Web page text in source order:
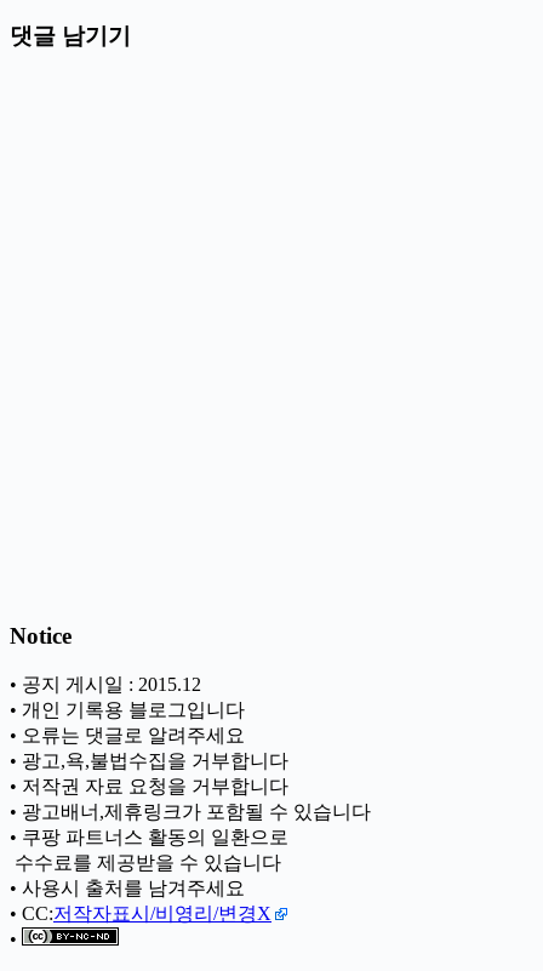
댓글 남기기
Notice
• 공지 게시일 : 2015.12
• 개인 기록용 블로그입니다
• 오류는 댓글로 알려주세요
• 광고,욕,불법수집을 거부합니다
• 저작권 자료 요청을 거부합니다
• 광고배너,제휴링크가 포함될 수 있습니다
• 쿠팡 파트너스 활동의 일환으로
ㅤ 수수료를 제공받을 수 있습니다
• 사용시 출처를 남겨주세요
• CC:저작자표시/비영리/변경X
•